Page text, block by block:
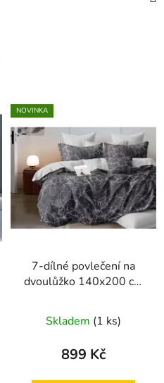
NOVINKA
7-dílné povlečení na
dvoulůžko 140x200 cm
Skladem (1 ks)
899 Kč